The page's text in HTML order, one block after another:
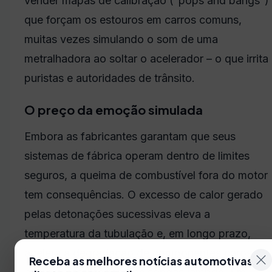
que forçam os estouros em carros comuns,
muitas vezes simulando o som de uma
metralhadora ao soltar o acelerador – o que irrita
puristas e autoridades de trânsito.
O preço da emoção simulada
Embora as fabricantes garantam que seus
sistemas de fábrica operam dentro de limites
seguros, a queima de combustível fora do motor
tem consequências. O excesso de calor gerado
pelas detonações sucessivas eleva a
temperatura da tubulação e, em longo prazo,
Receba as melhores notícias automotivas